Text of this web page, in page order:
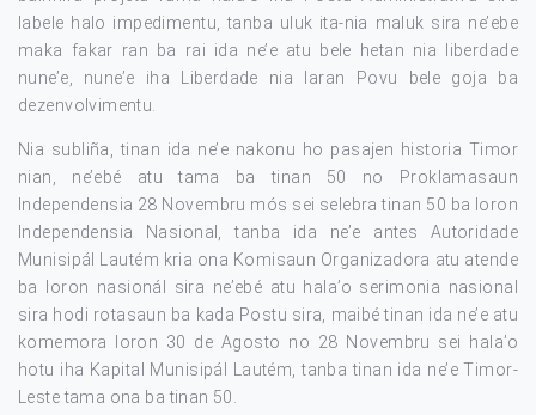
labele halo impedimentu, tanba uluk ita-nia maluk sira ne’ebe
maka fakar ran ba rai ida ne’e atu bele hetan nia liberdade
nune’e, nune’e iha Liberdade nia laran Povu bele goja ba
dezenvolvimentu.
Nia subliña, tinan ida ne’e nakonu ho pasajen historia Timor
nian, ne’ebé atu tama ba tinan 50 no Proklamasaun
Independensia 28 Novembru mós sei selebra tinan 50 ba loron
Independensia Nasional, tanba ida ne’e antes Autoridade
Munisipál Lautém kria ona Komisaun Organizadora atu atende
ba loron nasionál sira ne’ebé atu hala’o serimonia nasional
sira hodi rotasaun ba kada Postu sira, maibé tinan ida ne’e atu
komemora loron 30 de Agosto no 28 Novembru sei hala’o
hotu iha Kapital Munisipál Lautém, tanba tinan ida ne’e Timor-
Leste tama ona ba tinan 50.